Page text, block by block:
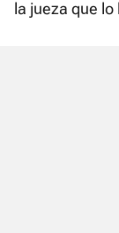
la jueza que